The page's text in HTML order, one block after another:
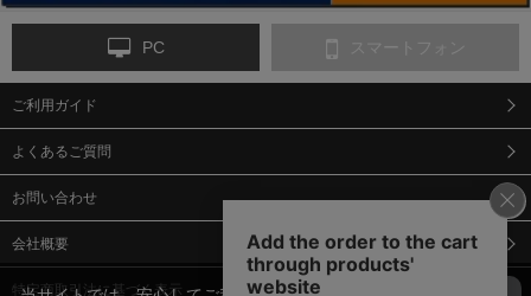
9-点字マット・タイ
PC スマートフォン
ご利用ガイド
よくあるご質問
お問い合わせ
会社概要
特定商取引法に基づく表示